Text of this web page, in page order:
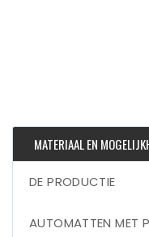
MATERIAAL EN
DE PRODUCTIE
AUTOMATTEN MET